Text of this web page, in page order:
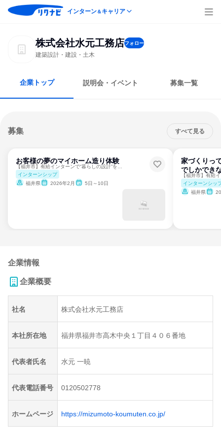
インターン＆キャリア
株式会社水元工務店フォロー
建築設計・建設・土木
企業トップ 説明会・イベント 募集一覧
募集 すべて見る
お客様の夢のマイホーム造り体験
インターンシップ
福井県
2026年2月 5日～10日
家づくりっ
でしかでき
インターンシッ
福井県
企業情報
企業概要
社名 株式会社水元工務店
本社所在地 福井県福井市高木中央１丁目４０６番地
代表者氏名 水元 一暁
代表電話番号 0120502778
ホームページ https://mizumoto-koumuten.co.jp/